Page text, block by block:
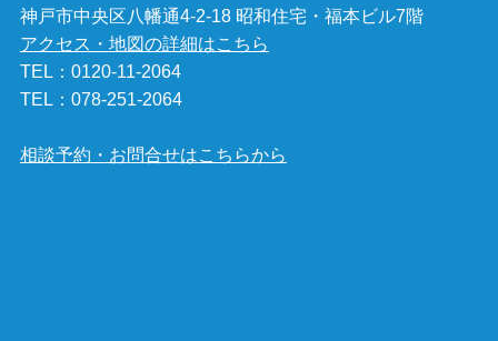
神戸市中央区八幡通4-2-18 昭和住宅・福本ビル7階
アクセス・地図の詳細はこちら
TEL： 0120-11-2064
TEL： 078-251-2064
相談予約・お問合せはこちらから